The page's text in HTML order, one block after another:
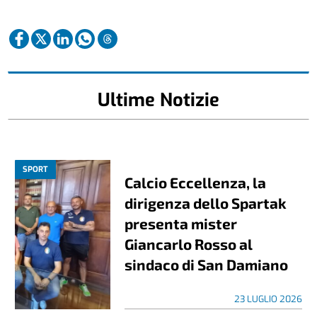
Ultime Notizie
SPORT
Calcio Eccellenza, la
dirigenza dello Spartak
presenta mister
Giancarlo Rosso al
sindaco di San Damiano
23 LUGLIO 2026